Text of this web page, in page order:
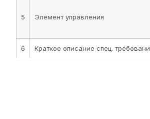
5 Элемент управления
6 Краткое описание спец.